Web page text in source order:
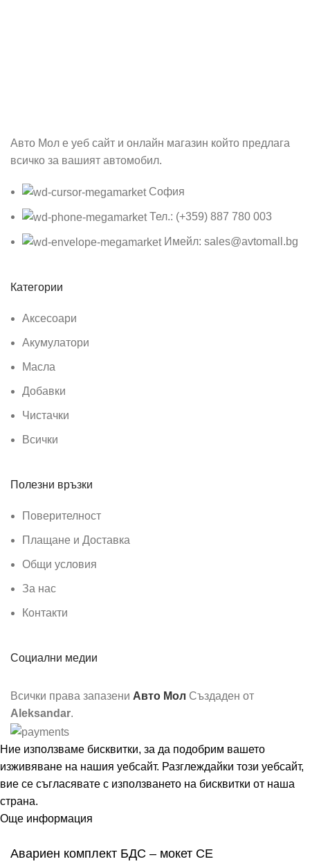
Авто Мол е уеб сайт и онлайн магазин който предлага
всичко за вашият автомобил.
София
Тел.: (+359) 887 780 003
Имейл: sales@avtomall.bg
Категории
Аксесоари
Акумулатори
Масла
Добавки
Чистачки
Всички
Полезни връзки
Поверителност
Плащане и Доставка
Общи условия
За нас
Контакти
Социални медии
Всички права запазени Авто Мол Създаден от
Aleksandar.
Ние използваме бисквитки, за да подобрим вашето
изживяване на нашия уебсайт. Разглеждайки този уебсайт,
вие се съгласявате с използването на бисквитки от наша
страна.
Още информация
Авариен комплект БДС – мокет CE